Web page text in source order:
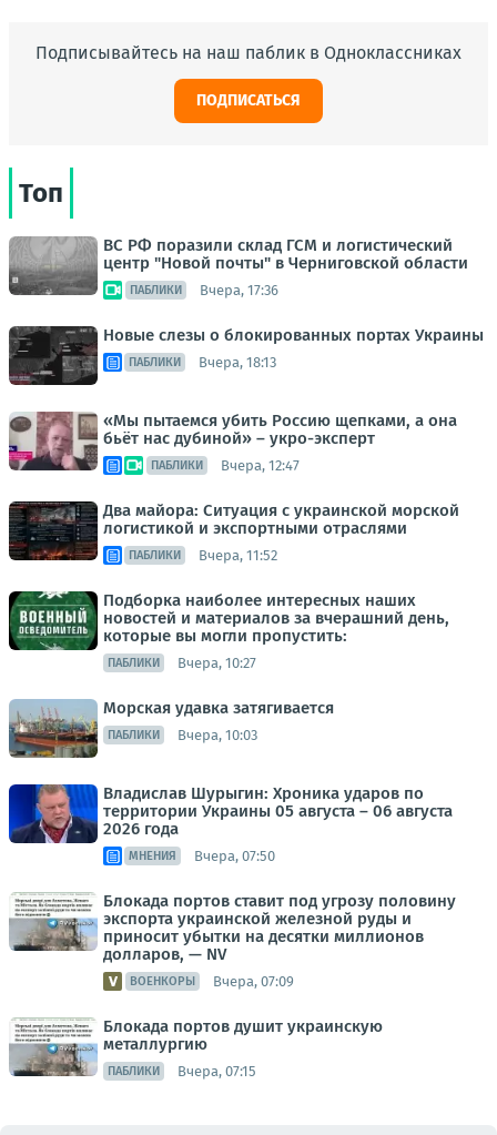
Подписывайтесь на наш паблик в Одноклассниках
ПОДПИСАТЬСЯ
Топ
ВС РФ поразили склад ГСМ и логистический
центр "Новой почты" в Черниговской области
ПАБЛИКИ Вчера, 17:36
Новые слезы о блокированных портах Украины
ПАБЛИКИ Вчера, 18:13
«Мы пытаемся убить Россию щепками, а она
бьёт нас дубиной» – укро-эксперт
ПАБЛИКИ Вчера, 12:47
Два майора: Ситуация с украинской морской
логистикой и экспортными отраслями
ПАБЛИКИ Вчера, 11:52
Подборка наиболее интересных наших
новостей и материалов за вчерашний день,
которые вы могли пропустить:
ПАБЛИКИ Вчера, 10:27
Морская удавка затягивается
ПАБЛИКИ Вчера, 10:03
Владислав Шурыгин: Хроника ударов по
территории Украины 05 августа – 06 августа
2026 года
МНЕНИЯ Вчера, 07:50
Блокада портов ставит под угрозу половину
экспорта украинской железной руды и
приносит убытки на десятки миллионов
долларов, — NV
ВОЕНКОРЫ Вчера, 07:09
Блокада портов душит украинскую
металлургию
ПАБЛИКИ Вчера, 07:15